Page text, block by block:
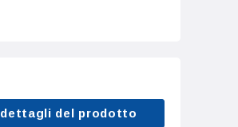
dettagli del prodotto